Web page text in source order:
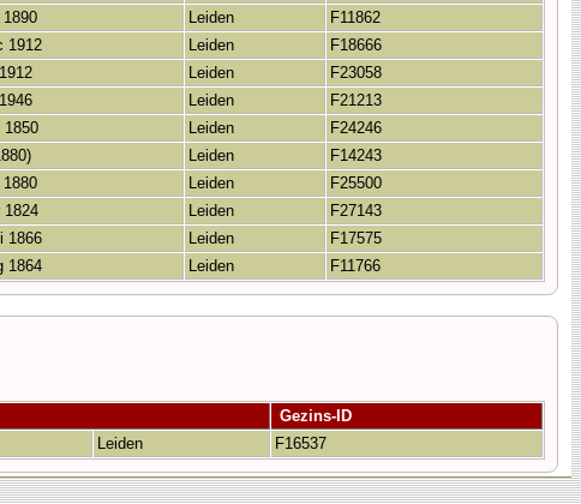
Leiden
F11862
1912 Leiden
F18666
Leiden
F23058
Leiden
F21213
1850 Leiden
F24246
Leiden
F14243
Leiden
F25500
1824 Leiden
F27143
1866 Leiden
F17575
1864 Leiden F11766
Gezins-ID
Leiden F16537